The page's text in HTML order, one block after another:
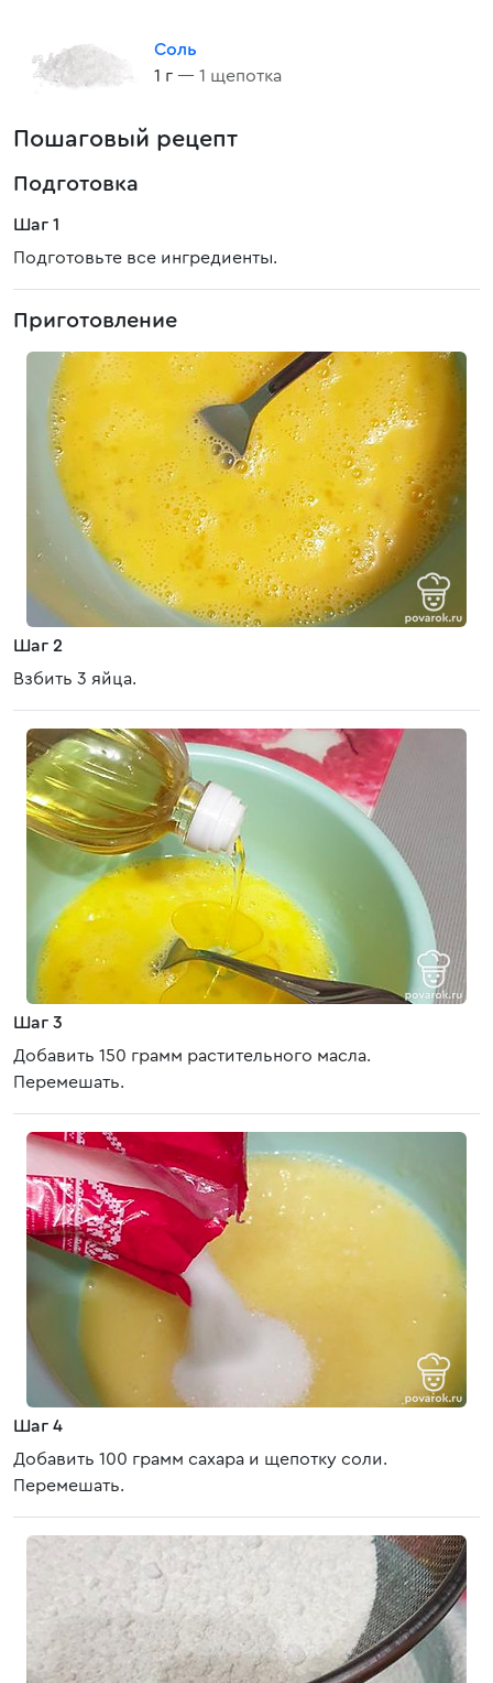
Соль
1 г — 1 щепотка
Пошаговый рецепт
Подготовка
Шаг 1
Подготовьте все ингредиенты.
Приготовление
Шаг 2
Взбить 3 яйца.
Шаг 3
Добавить 150 грамм растительного масла.
Перемешать.
Шаг 4
Добавить 100 грамм сахара и щепотку соли.
Перемешать.